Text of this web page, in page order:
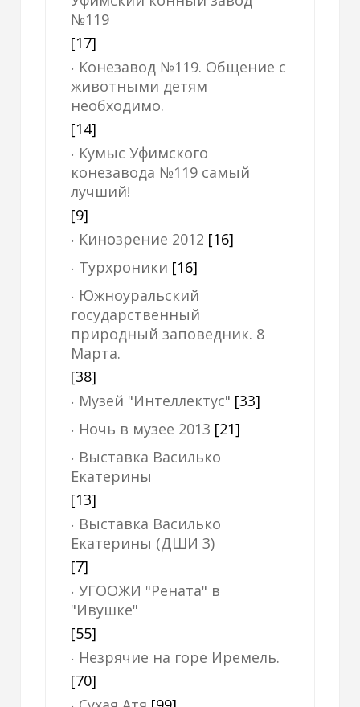
№119
[17]
Конезавод №119. Общение с
животными детям
необходимо.
[14]
Кумыс Уфимского
конезавода №119 самый
лучший!
[9]
Кинозрение 2012 [16]
Турхроники [16]
Южноуральский
государственный
природный заповедник. 8
Марта.
[38]
Музей "Интеллектус" [33]
Ночь в музее 2013 [21]
Выставка Василько
Екатерины
[13]
Выставка Василько
Екатерины (ДШИ 3)
[7]
УГООЖИ "Рената" в
"Ивушке"
[55]
Незрячие на горе Иремель.
[70]